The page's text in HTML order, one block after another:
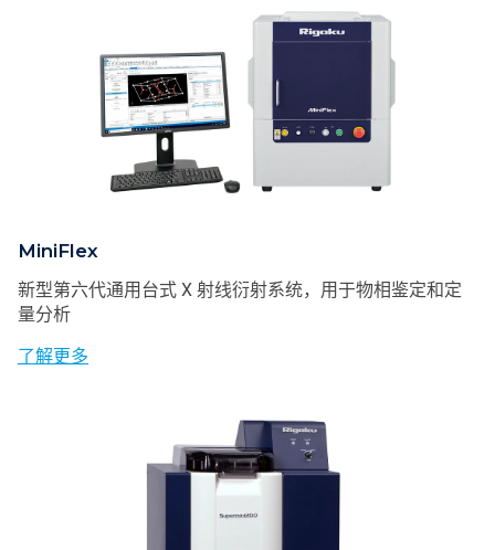
MiniFlex
新型第六代通用台式 X 射线衍射系统，用于物相鉴定和定
量分析
了解更多